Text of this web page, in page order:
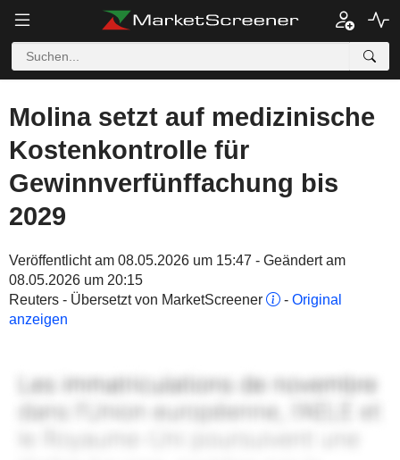
Molina setzt auf medizinische
Kostenkontrolle für
Gewinnverfünffachung bis
2029
Veröffentlicht am 08.05.2026 um 15:47 - Geändert am
08.05.2026 um 20:15
Reuters - Übersetzt von MarketScreener
- Original
anzeigen